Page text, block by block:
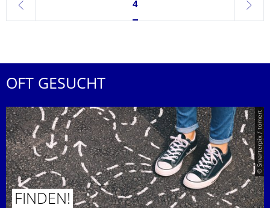
zurück
Seite 4, aktuell ausgewählt
4
weiter
OFT GESUCHT
© Smarterpix / tomert
FINDEN!